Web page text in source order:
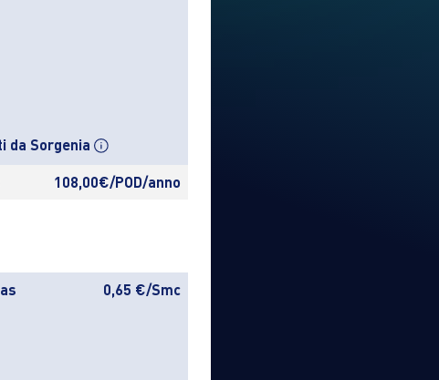
da Sorgenia
108,00€/POD/anno
0,65 €/Smc